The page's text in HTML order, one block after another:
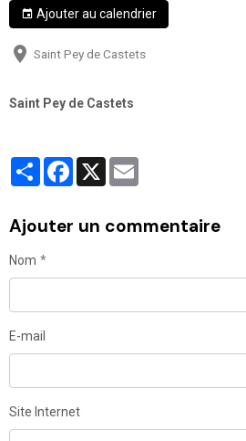
Ajouter au calendrier
Saint Pey de Castets
Saint Pey de Castets
PartagerFacebook
X
Ajouter un commentaire
Nom
E-mail
Site Internet